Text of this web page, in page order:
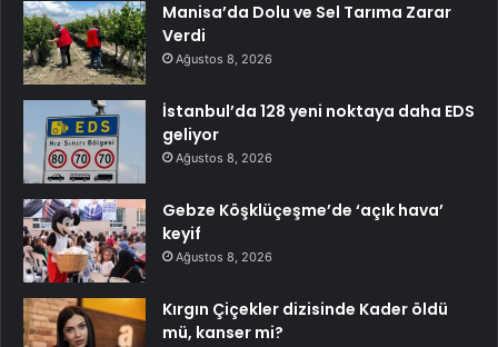
Manisa’da Dolu ve Sel Tarıma Zarar
Verdi
Ağustos 8, 2026
İstanbul’da 128 yeni noktaya daha EDS
geliyor
Ağustos 8, 2026
Gebze Köşklüçeşme’de ‘açık hava’
keyif
Ağustos 8, 2026
Kırgın Çiçekler dizisinde Kader öldü
mü, kanser mi?